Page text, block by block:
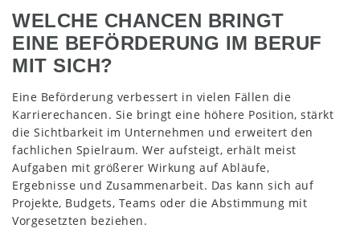
WELCHE CHANCEN BRINGT
EINE BEFÖRDERUNG IM BERUF
MIT SICH?
Eine Beförderung verbessert in vielen Fällen die
Karrierechancen. Sie bringt eine höhere Position, stärkt
die Sichtbarkeit im Unternehmen und erweitert den
fachlichen Spielraum. Wer aufsteigt, erhält meist
Aufgaben mit größerer Wirkung auf Abläufe,
Ergebnisse und Zusammenarbeit. Das kann sich auf
Projekte, Budgets, Teams oder die Abstimmung mit
Vorgesetzten beziehen.